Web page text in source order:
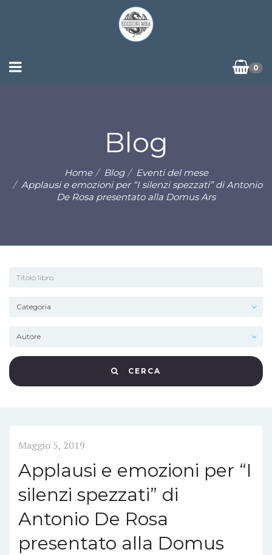
0
Blog
Home Blog
Eventi del mese
Applausi e emozioni per “I silenzi spezzati” di Antonio
De Rosa presentato alla Domus Ars
CERCA
Maggio 5, 2019
Applausi e emozioni per “I
silenzi spezzati” di
Antonio De Rosa
presentato alla Domus